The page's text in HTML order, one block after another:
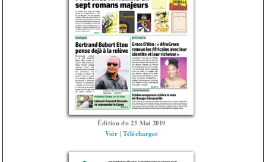
Édition du 25 Mai 2019
Voir |Télécharger